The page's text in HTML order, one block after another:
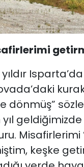
yıldır
dönmüş”
Misafirlerimi
keşke